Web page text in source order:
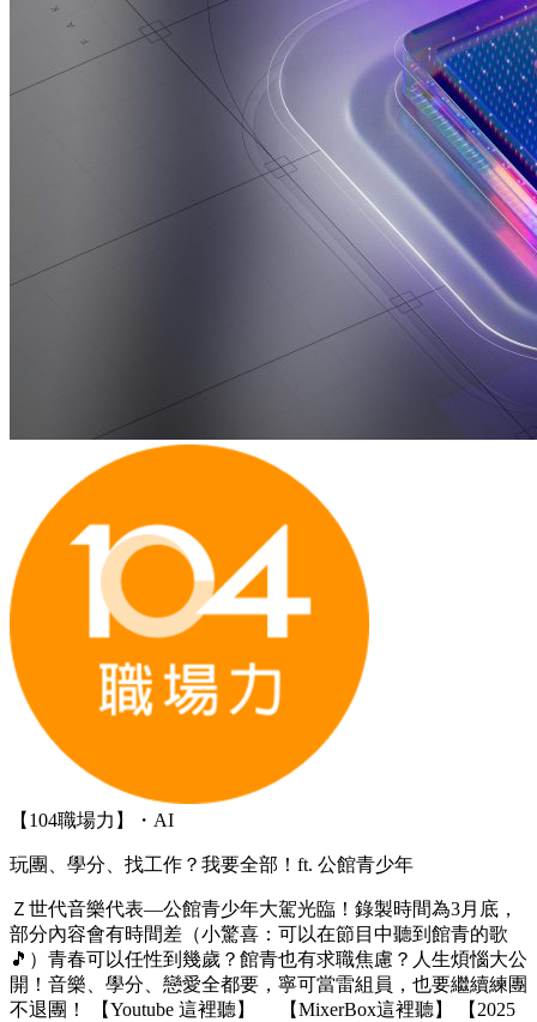
【104職場力】・AI
玩團、學分、找工作？我要全部！ft. 公館青少年
Ｚ世代音樂代表—公館青少年大駕光臨！錄製時間為3月底，
部分內容會有時間差（小驚喜：可以在節目中聽到館青的歌
🎵）青春可以任性到幾歲？館青也有求職焦慮？人生煩惱大公
開！音樂、學分、戀愛全都要，寧可當雷組員，也要繼續練團
不退團！ 【Youtube 這裡聽】 【MixerBox這裡聽】 【2025